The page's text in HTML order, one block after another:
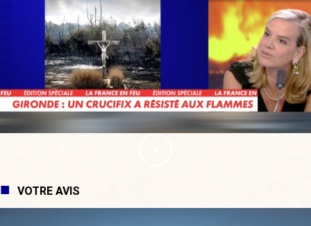
VOTRE AVIS